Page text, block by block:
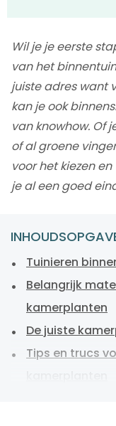
Wil je je eerste
van het
juiste adres want
kan je ook
van knowhow. Of
of al groene
voor het kiezen
je al een goed
Tuinieren
Belangrijk
kamerplanten
De juiste
Tips en trucs